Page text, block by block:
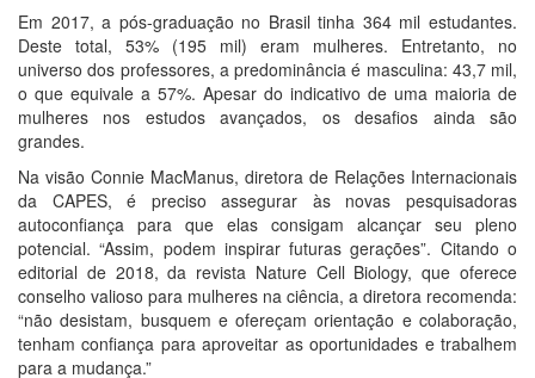
Em 2017, a pós-graduação no Brasil tinha 364 mil estudantes.
Deste total, 53% (195 mil) eram mulheres. Entretanto, no
universo dos professores, a predominância é masculina: 43,7 mil,
o que equivale a 57%. Apesar do indicativo de uma maioria de
mulheres nos estudos avançados, os desafios ainda são
grandes.
Na visão Connie MacManus, diretora de Relações Internacionais
da CAPES, é preciso assegurar às novas pesquisadoras
autoconfiança para que elas consigam alcançar seu pleno
potencial. “Assim, podem inspirar futuras gerações”. Citando o
editorial de 2018, da revista Nature Cell Biology, que oferece
conselho valioso para mulheres na ciência, a diretora recomenda:
“não desistam, busquem e ofereçam orientação e colaboração,
tenham confiança para aproveitar as oportunidades e trabalhem
para a mudança.”